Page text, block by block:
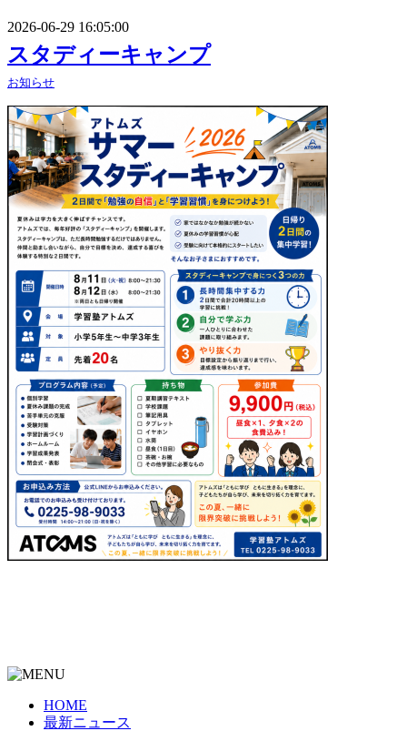
2026-06-29 16:05:00
スタディーキャンプ
お知らせ
HOME
最新ニュース